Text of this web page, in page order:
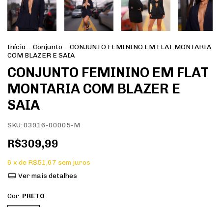
Início . Conjunto . CONJUNTO FEMININO EM FLAT MONTARIA
COM BLAZER E SAIA
CONJUNTO FEMININO EM FLAT
MONTARIA COM BLAZER E
SAIA
SKU: 03916-00005-M
R$309,99
6 x de R$51,67 sem juros
Ver mais detalhes
Cor: PRETO